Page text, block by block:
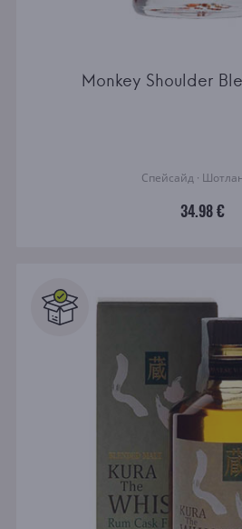
Monkey Shoulder
Спейсайд ·
34.98 €